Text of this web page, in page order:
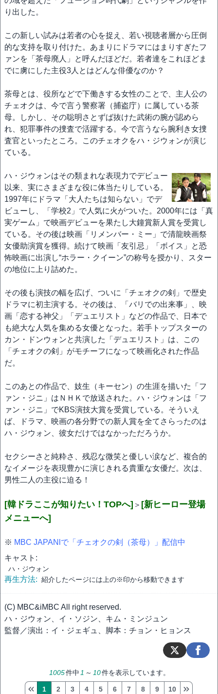
り出した。
この新しい試みは若者の心を捉え、若い視聴者層から圧倒
的な支持を取り付けた。あまりにドラマにはまりすぎたフ
ァンを「茶母廃人」と呼んだほどだ。若者達をこれほどま
でに虜にした主役3人とはどんな俳優なのか？
茶母とは、役所などで下働きする女性のことで、主人公の
チェオクは、今で言う警察署（捕盗庁）に属している茶
母。しかし、その聡明さとずば抜けた武術の腕が認めら
れ、犯罪事件の捜査で活躍する。今で言うなら腕利き女捜
査官といったところ。このチェオクをハ・ジウォンが演じ
ている。
ハ・ジウォンはその類まれな表現力でデビュー
以来、実にさまざまな役に体当たりしている。
1997年にドラマ「大人たちは知らない」でデ
ビューし、「学校2」で人気に火がついた。2000年には「真
実ゲーム」で映画デビューを果たし大鐘賞新人賞を受賞し
ている。その後は映画「リメンバー・ミー」で清龍映画祭
女優助演賞を獲得。続けて映画「友引忌」「ボイス」と恐
怖映画に出演し“ホラー・クイーン”の称号を授かり、スター
の地位に上り詰めた。
その後も演技の幅を広げ、ついに「チェオクの剣」で歴史
ドラマに初主演する。その後は、「バリでの出来事」、映
画「恋する神父」「デュエリスト」などの作品で、日本で
も絶大な人気を集める女優となった。若手トップスターの
カン・ドンウォンと共演した「デュエリスト」は、この
「チェオクの剣」がモチーフになって映画化された作品
だ。
このあとの作品で、妓生（キーセン）の生涯を描いた「フ
ァン・ジニ」はＮＨＫで放送された。ハ・ジウォンは「フ
ァン・ジニ」でKBS演技大賞を受賞している。そういえ
ば、ドラマ、映画の各分野での新人賞を全てさらったのは
ハ・ジウォン、彼女だけではなかっただろうか。
セクシーさと純粋さ、残忍な微笑と優しい涙など、複合的
なイメージを表現豊かに演じきれる貴重な女優だ。次は、
男性二人の主役に迫る！
[韓ドラここが知りたい！TOPへ] ＞ [新ヒーロー登場
メニューへ]
※ MBC JAPANlで「チェオクの剣（茶母）」配信中
キャスト:
ハ・ジウォン
再生方法: 紹介したページには上の※印から移動できます
(C) MBC&iMBC All right reserved.
ハ・ジウォン、イ・ソジン、キム・ミンジュン
監督／演出：イ・ジェギュ、脚本：チョン・ヒョンス
1005件中 1 ～ 10件を表示しています。
1 2 3 4 5 6 7 8 9 10